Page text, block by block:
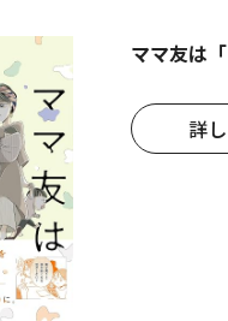
ママ友は
詳